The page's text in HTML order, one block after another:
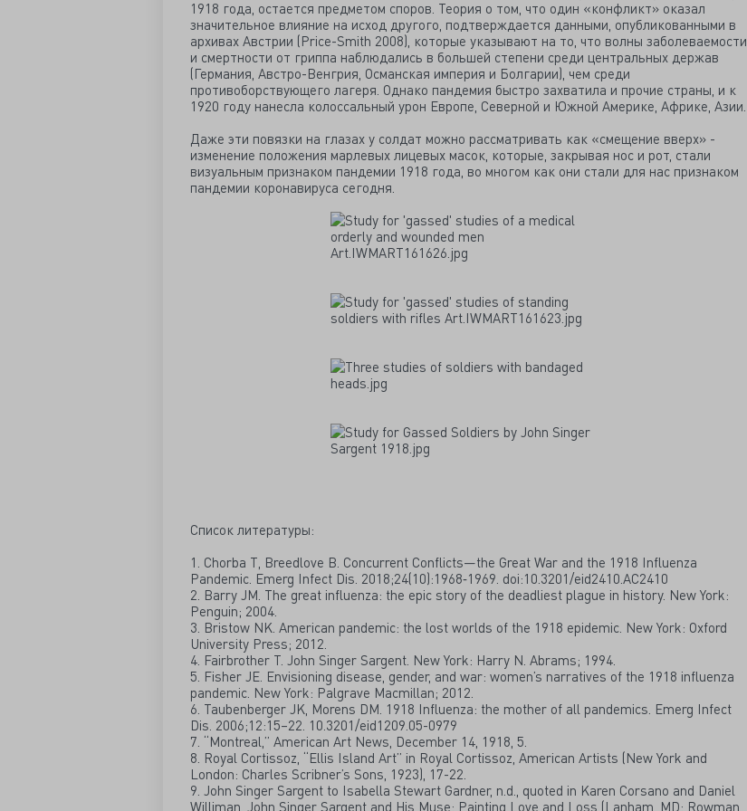
1918 года, остается предметом споров. Теория о том, что один «конфликт» оказал
значительное влияние на исход другого, подтверждается данными, опубликованными в
архивах Австрии (Price-Smith 2008), которые указывают на то, что волны заболеваемости
и смертности от гриппа наблюдались в большей степени среди центральных держав
(Германия, Австро-Венгрия, Османская империя и Болгарии), чем среди
противоборствующего лагеря. Однако пандемия быстро захватила и прочие страны, и к
1920 году нанесла колоссальный урон Европе, Северной и Южной Америке, Африке, Азии.
Даже эти повязки на глазах у солдат можно рассматривать как «смещение вверх» -
изменение положения марлевых лицевых масок, которые, закрывая нос и рот, стали
визуальным признаком пандемии 1918 года, во многом как они стали для нас признаком
пандемии коронавируса сегодня.
Список литературы:
1. Chorba T, Breedlove B. Concurrent Conflicts—the Great War and the 1918 Influenza
Pandemic. Emerg Infect Dis. 2018;24(10):1968‐1969. doi:10.3201/eid2410.AC2410
2. Barry JM. The great influenza: the epic story of the deadliest plague in history. New York:
Penguin; 2004.
3. Bristow NK. American pandemic: the lost worlds of the 1918 epidemic. New York: Oxford
University Press; 2012.
4. Fairbrother T. John Singer Sargent. New York: Harry N. Abrams; 1994.
5. Fisher JE. Envisioning disease, gender, and war: women’s narratives of the 1918 influenza
pandemic. New York: Palgrave Macmillan; 2012.
6. Taubenberger JK, Morens DM. 1918 Influenza: the mother of all pandemics. Emerg Infect
Dis. 2006;12:15–22. 10.3201/eid1209.05-0979
7. “Montreal,” American Art News, December 14, 1918, 5.
8. Royal Cortissoz, “Ellis Island Art” in Royal Cortissoz, American Artists (New York and
London: Charles Scribner’s Sons, 1923), 17-22.
9. John Singer Sargent to Isabella Stewart Gardner, n.d., quoted in Karen Corsano and Daniel
Williman, John Singer Sargent and His Muse: Painting Love and Loss (Lanham, MD: Rowman